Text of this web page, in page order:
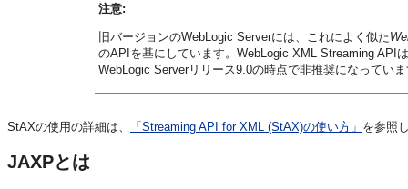
注意:
旧バージョンのWebLogic Serverには、これによく似た
のAPIを基にしています。WebLogic XML Streaming API
WebLogic Serverリリース9.0の時点で非推奨になってい
StAXの使用の詳細は、 「Streaming API for XML (StAX)の使い方」 を参照
JAXPとは